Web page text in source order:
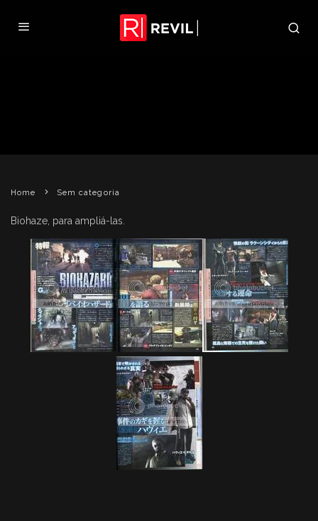
Home
Sem categoria
Biohaze, para ampliá-las.